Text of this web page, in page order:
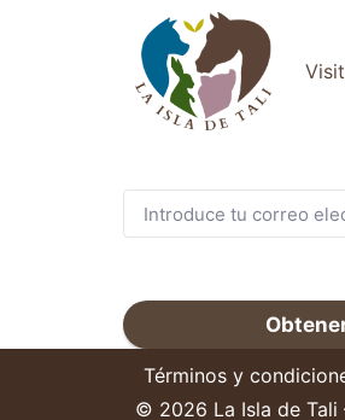
Administra tu
Introduce la dirección
compra(s). Recibirás un
correo electrónico.
Términos y
© 2026 La Isla de